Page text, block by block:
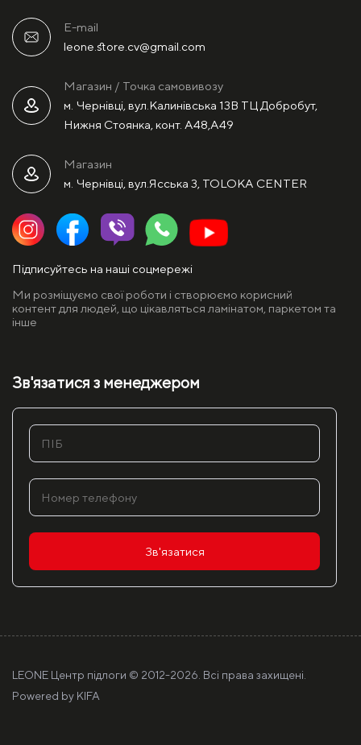
E-mail
leone.store.cv@gmail.com
Магазин / Точка самовивозу
м. Чернівці, вул.Калинівська 13В ТЦ Добробут,
Нижня Стоянка, конт. А48,А49
Магазин
м. Чернівці, вул.Ясська 3, TOLOKA CENTER
Підписуйтесь на наші соцмережі
Ми розміщуємо свої роботи і створюємо корисний
контент для людей, що цікавляться ламінатом, паркетом та
інше
Зв'язатися з менеджером
Зв'язатися
LEONE Центр підлоги © 2012-2026. Всі права захищені.
Powered by KIFA